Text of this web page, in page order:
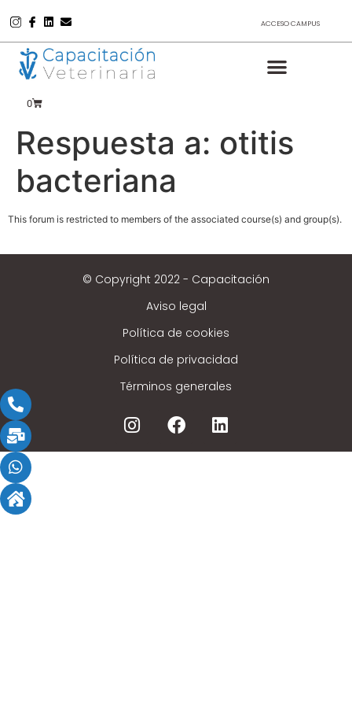
ACCESO CAMPUS
0
Respuesta a: otitis
bacteriana
This forum is restricted to members of the associated course(s) and group(s).
© Copyright 2022 - Capacitación
Aviso legal
Política de cookies
Política de privacidad
Términos generales